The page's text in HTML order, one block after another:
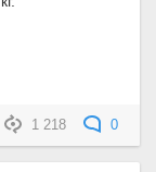
1 218 0